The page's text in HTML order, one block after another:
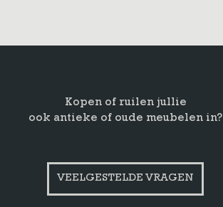
Kopen of ruilen jullie
ook antieke of oude meubelen in?
VEELGESTELDE VRAGEN